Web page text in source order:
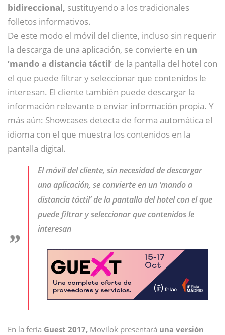
bidireccional, sustituyendo a los tradicionales
folletos informativos.
De este modo el móvil del cliente, incluso sin requerir
la descarga de una aplicación, se convierte en un
‘mando a distancia táctil’ de la pantalla del hotel con
el que puede filtrar y seleccionar que contenidos le
interesan. El cliente también puede descargar la
información relevante o enviar información propia. Y
más aún: Showcases detecta de forma automática el
idioma con el que muestra los contenidos en la
pantalla digital.
El móvil del cliente, sin necesidad de descargar
una aplicación, se convierte en un ‘mando a
distancia táctil’ de la pantalla del hotel con el que
puede filtrar y seleccionar que contenidos le
interesan
En la feria Guest 2017, Movilok presentará una versión